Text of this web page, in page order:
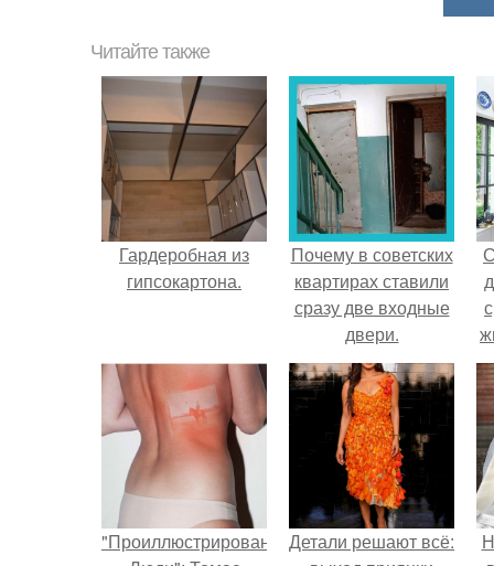
Читайте также
Гардеробная из
гипсокартона.
Почему в советских
квартирах ставили
сразу две входные
двери.
"ПроиллюстрированныеДетали решают всё: